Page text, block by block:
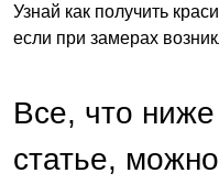
Узнай как получить
если при замерах
Все, что
статье,